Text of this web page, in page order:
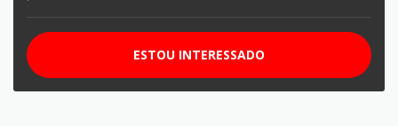
ESTOU INTERESSADO